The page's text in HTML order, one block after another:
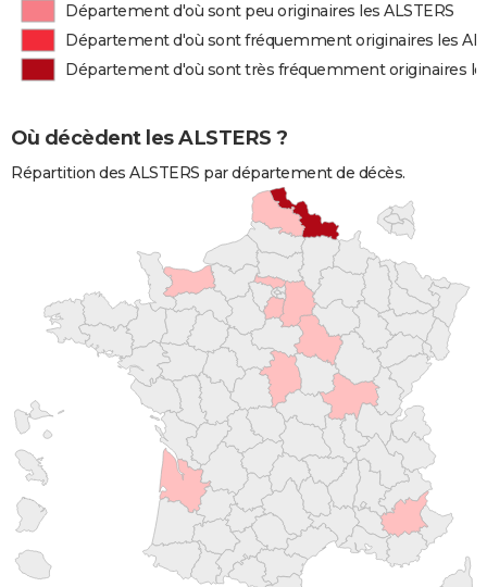
Département d'où sont peu originaires les ALSTERS
Département d'où sont fréquemment originaires les
Département d'où sont très fréquemment originaires
Où décèdent les ALSTERS ?
Répartition des ALSTERS par département de décès.